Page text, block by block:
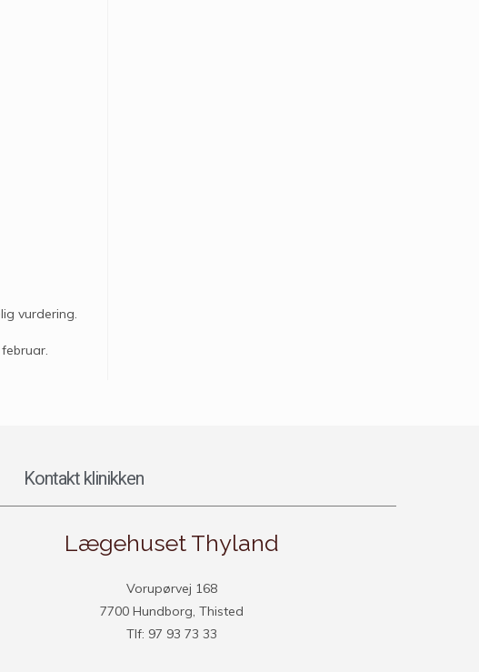
vurdering.
Kontakt klinikken
Lægehuset Thyland
Vorupørvej 168
7700 Hundborg, Thisted
Tlf: 97 93 73 33